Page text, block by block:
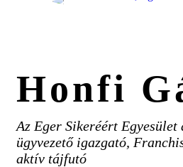
Honfi
Az Eger Sikeréért
ügyvezető igazgató,
aktív tájfutó